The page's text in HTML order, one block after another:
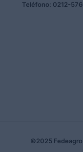
Teléfono: 0212-
©2025